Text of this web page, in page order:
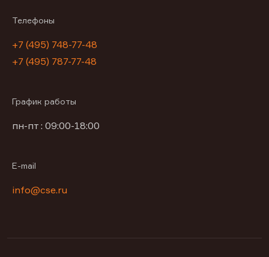
Телефоны
+7 (495) 748-77-48
+7 (495) 787-77-48
График работы
пн-пт : 09:00-18:00
E-mail
info@cse.ru